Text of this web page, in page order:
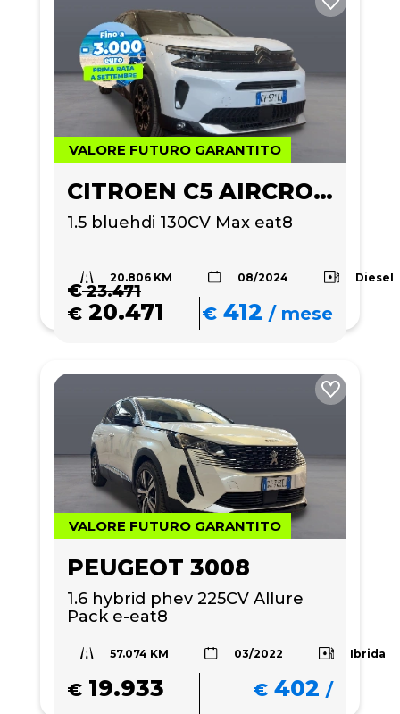
VALORE FUTURO GARANTITO
CITROEN C5 AIRCROSS
1.5 bluehdi 130CV Max eat8
20.806 KM 08/2024 Diesel
€23.471
€ 20.471 € 412 /mese
VALORE FUTURO GARANTITO
PEUGEOT 3008
1.6 hybrid phev 225CV Allure
Pack e-eat8
57.074 KM 03/2022 Ibrida
€ 19.933 € 402 /